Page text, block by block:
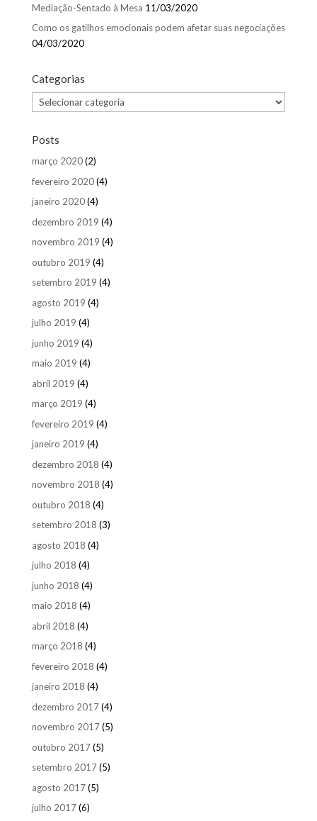
Mediação-Sentado à Mesa 11/03/2020
Como os gatilhos emocionais podem afetar suas negociações
04/03/2020
Categorias
Categorias
Posts
março 2020(2)
fevereiro 2020(4)
janeiro 2020(4)
dezembro 2019 (4)
novembro 2019 (4)
outubro 2019 (4)
setembro 2019 (4)
agosto 2019 (4)
julho 2019 (4)
junho 2019 (4)
maio 2019 (4)
abril 2019 (4)
março 2019 (4)
fevereiro 2019 (4)
janeiro 2019 (4)
dezembro 2018 (4)
novembro 2018 (4)
outubro 2018 (4)
setembro 2018 (3)
agosto 2018 (4)
julho 2018 (4)
junho 2018 (4)
maio 2018 (4)
abril 2018 (4)
março 2018 (4)
fevereiro 2018 (4)
janeiro 2018 (4)
dezembro 2017(4)
novembro 2017(5)
outubro 2017(5)
setembro 2017(5)
agosto 2017(5)
julho 2017(6)